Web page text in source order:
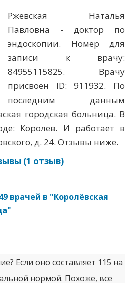
Ржевская Наталья
Павловна - доктор по
эндоскопии. Номер для
записи к врачу:
84955115825. Врачу
присвоен ID: 911932. По
последним данным
городская больница. В
Королев. И работает в
д. 24. Отзывы ниже.
(1 отзыв)
врачей в "Королёвская
Если оно составляет 115 на
нормой. Похоже, все